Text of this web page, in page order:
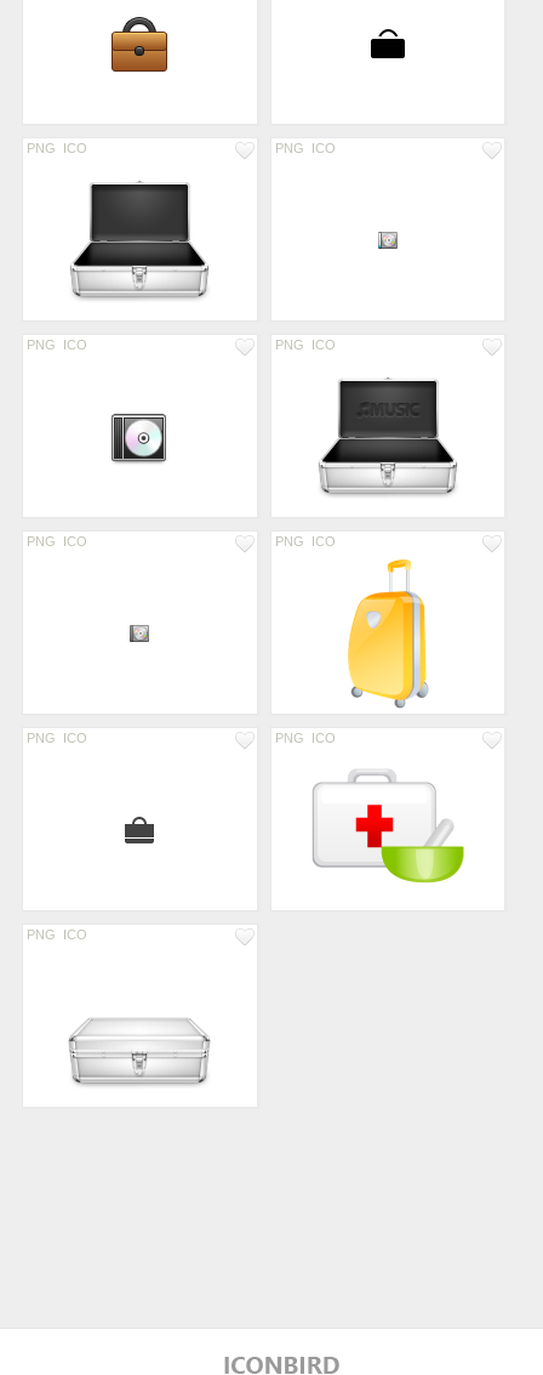
PNG ICO PNG ICO
PNG ICO PNG ICO
PNG ICO PNG ICO
PNG ICO PNG ICO
PNG ICO